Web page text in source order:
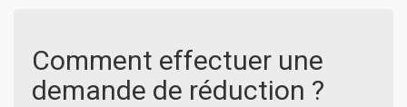
Comment effectuer une
demande de réduction ?